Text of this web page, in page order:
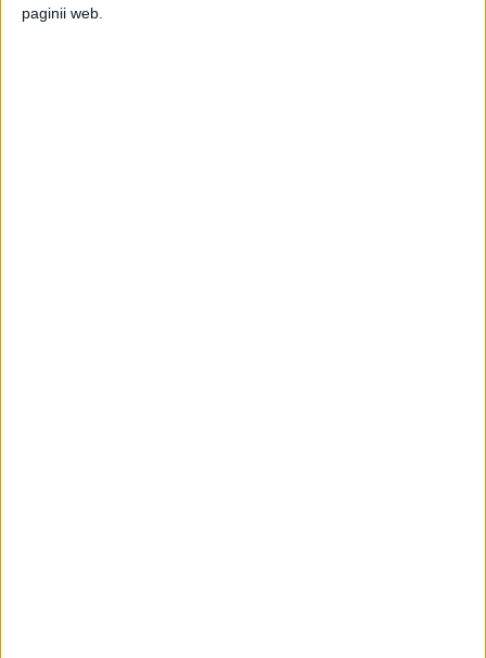
paginii web.
Țara Dornelor